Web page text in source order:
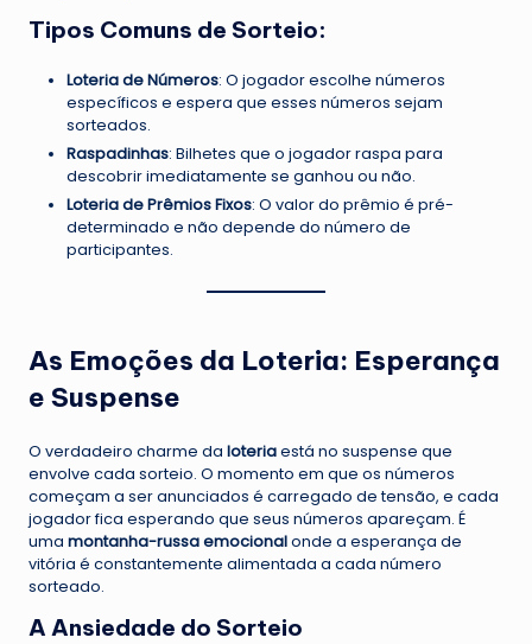
Tipos Comuns de Sorteio:
Loteria de Números: O jogador escolhe números
específicos e espera que esses números sejam
sorteados.
Raspadinhas: Bilhetes que o jogador raspa para
descobrir imediatamente se ganhou ou não.
Loteria de Prêmios Fixos: O valor do prêmio é pré-
determinado e não depende do número de
participantes.
As Emoções da Loteria: Esperança
e Suspense
O verdadeiro charme da loteriaestá no suspense que
envolve cada sorteio. O momento em que os números
começam a ser anunciados é carregado de tensão, e cada
jogador fica esperando que seus números apareçam. É
uma montanha-russa emocionalonde a esperança de
vitória é constantemente alimentada a cada número
sorteado.
A Ansiedade do Sorteio